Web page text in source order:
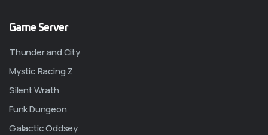
Game Server
Thunder and City
Mystic Racing Z
Silent Wrath
Funk Dungeon
Galactic Oddsey